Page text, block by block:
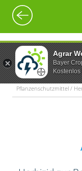
Agrar
Bayer
Pflanzenschutzmittel /